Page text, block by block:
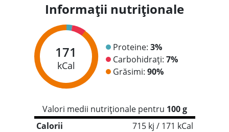
Informații nutriționale
171
kCal
Proteine: 3%
Carbohidrați: 7%
Grăsimi: 90%
Valori medii nutriționale pentru 100 g
Calorii
715 kj / 171 kCal